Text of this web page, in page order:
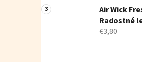
Air Wick
Radostné
€3,80